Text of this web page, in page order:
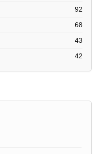
92
68
43
42